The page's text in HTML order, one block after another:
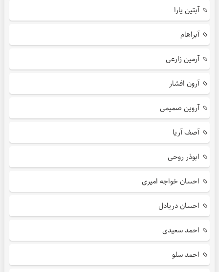
آبتین یارا
آبراهام
آرمین زارعی
آرون افشار
آروین صمیمی
آصف آریا
ابوذر روحی
احسان خواجه امیری
احسان دریادل
احمد سعیدی
احمد سلو